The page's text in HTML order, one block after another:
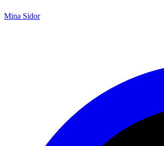
Mina Sidor